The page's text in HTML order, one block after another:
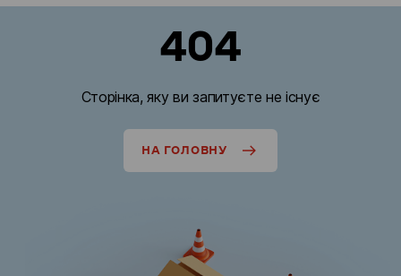
404
Сторінка, яку ви запитуєте не існує
НА ГОЛОВНУ